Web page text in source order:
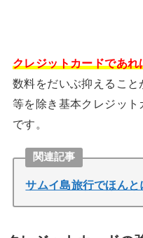
クレジットカードであれ
数料をだいぶ抑えるこ
等を除き基本クレジッ
です。
関連記事
サムイ島旅行でほん